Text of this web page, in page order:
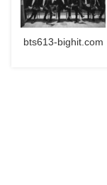
bts613-bighit.com